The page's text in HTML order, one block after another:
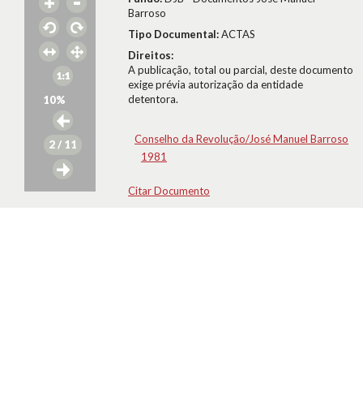
10%
2/ 11
Barroso
Tipo Documental:ACTAS
Direitos:
A publicação, total ou parcial, deste documento
exige prévia autorização da entidade
detentora.
Conselho da Revolução/José Manuel Barroso
1981
Citar Documento